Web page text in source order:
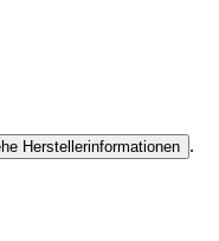
Herstellerinformationen .